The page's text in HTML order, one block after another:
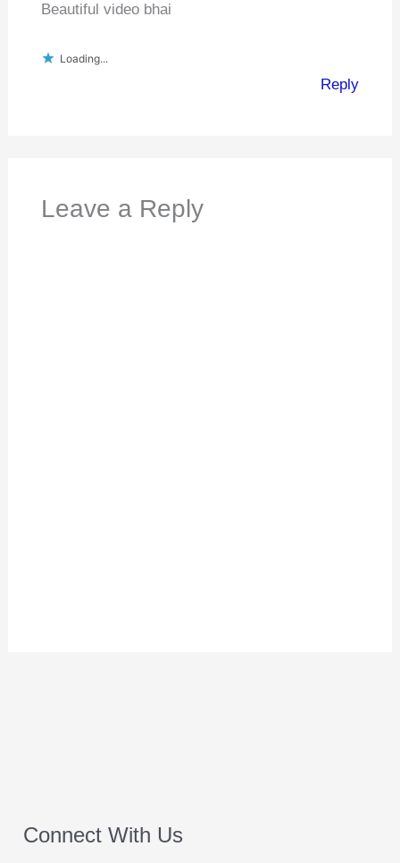
Beautiful video bhai
Loading...
Reply
Leave a Reply
Connect With Us